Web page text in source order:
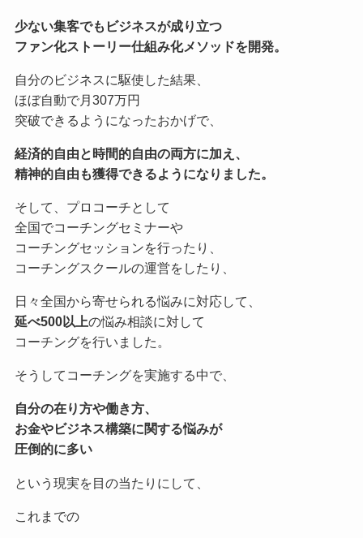
少ない集客でもビジネスが成り立つ
ファン化ストーリー仕組み化メソッドを開発。
自分のビジネスに駆使した結果、
ほぼ自動で月307万円
突破できるようになったおかげで、
経済的自由と時間的自由の両方に加え、
精神的自由も獲得できるようになりました。
そして、プロコーチとして
全国でコーチングセミナーや
コーチングセッションを行ったり、
コーチングスクールの運営をしたり、
日々全国から寄せられる悩みに対応して、
延べ500以上の悩み相談に対して
コーチングを行いました。
そうしてコーチングを実施する中で、
自分の在り方や働き方、
お金やビジネス構築に関する悩みが
圧倒的に多い
という現実を目の当たりにして、
これまでの